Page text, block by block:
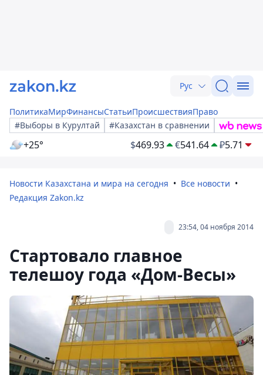
Рус
ПолитикаМирФинансыСтатьиПроисшествияПраво
#Выборы в Курултай
#Казахстан в сравнении
+25° $469.93 €541.64 ₽5.71
Новости Казахстана и мира на сегодня
Все новости
Редакция Zakon.kz
23:54, 04 ноября 2014
Стартовало главное
телешоу года «Дом-Весы»